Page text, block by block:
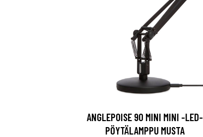
ANGLEPOISE 90 MINI MINI -LED-
PÖYTÄLAMPPU MUSTA